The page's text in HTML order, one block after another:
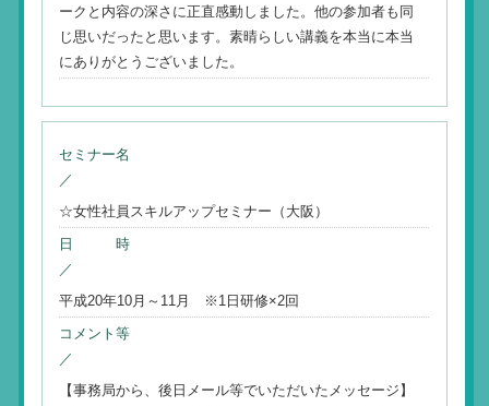
ークと内容の深さに正直感動しました。他の参加者も同
じ思いだったと思います。素晴らしい講義を本当に本当
にありがとうございました。
セミナー名
／
☆女性社員スキルアップセミナー（大阪）
日 時
／
平成20年10月～11月 ※1日研修×2回
コメント等
／
【事務局から、後日メール等でいただいたメッセージ】